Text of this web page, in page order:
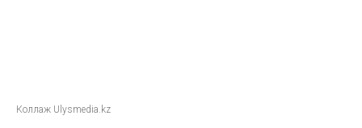
Коллаж Ulysmedia.kz